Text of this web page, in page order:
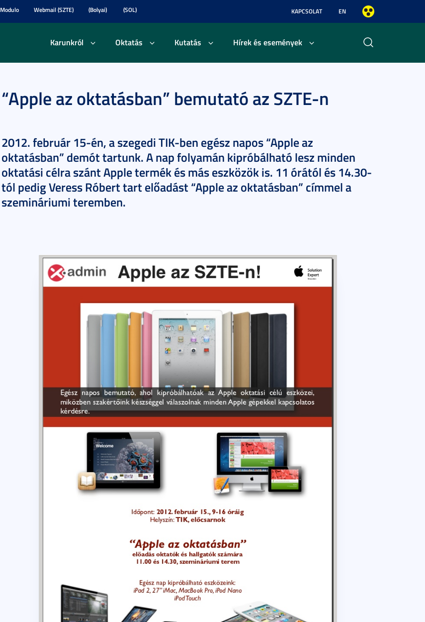
Modulo Webmail (SZTE) (Bolyai) (SOL) KAPCSOLAT EN
Karunkról Oktatás Kutatás Hírek és események
“Apple az oktatásban” bemutató az SZTE-n
2012. február 15-én, a szegedi TIK-ben egész napos “Apple az
oktatásban” demót tartunk. A nap folyamán kipróbálható lesz minden
oktatási célra szánt Apple termék és más eszközök is. 11 órától és 14.30-
tól pedig Veress Róbert tart előadást “Apple az oktatásban” címmel a
szemináriumi teremben.